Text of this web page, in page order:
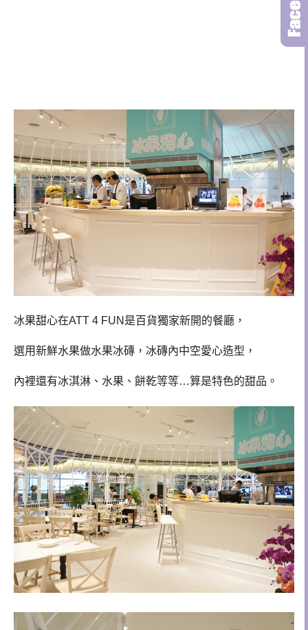
冰果甜心在ATT 4 FUN是百貨獨家新開的餐廳，
選用新鮮水果做水果冰磚， 冰磚內中空愛心造型，
內裡還有冰淇淋、水果、餅乾等等…算是特色的甜品。